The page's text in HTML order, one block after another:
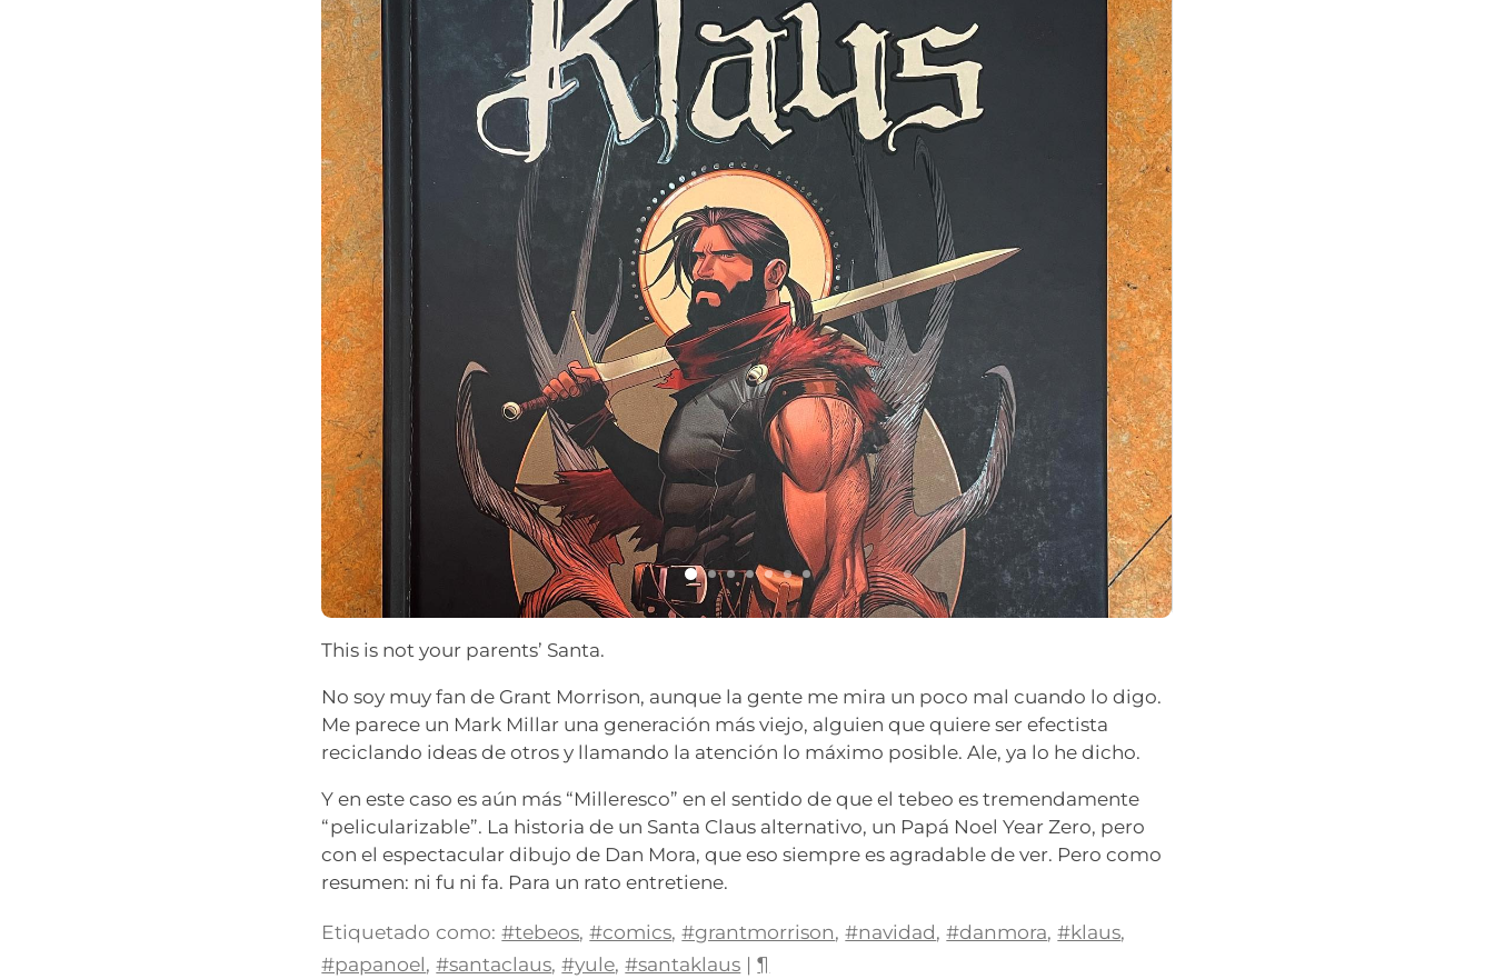
This is not your parents’ Santa.
No soy muy fan de Grant Morrison, aunque la gente me mira un poco mal cuando lo digo.
Me parece un Mark Millar una generación más viejo, alguien que quiere ser efectista
reciclando ideas de otros y llamando la atención lo máximo posible. Ale, ya lo he dicho.
Y en este caso es aún más “Milleresco” en el sentido de que el tebeo es tremendamente
“pelicularizable”. La historia de un Santa Claus alternativo, un Papá Noel Year Zero, pero
con el espectacular dibujo de Dan Mora, que eso siempre es agradable de ver. Pero como
resumen: ni fu ni fa. Para un rato entretiene.
Etiquetado como: #tebeos,#comics,#grantmorrison,#navidad,#danmora,#klaus,
#papanoel,#santaclaus,#yule,#santaklaus |¶